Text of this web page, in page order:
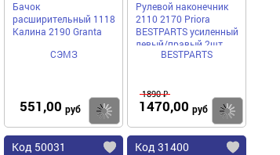
Бачок
расширительный 1118
Калина 2190 Granta
СЭМЗ
551,00 руб Купить
Рулевой наконечник
2110 2170 Priora
BESTPARTS усиленный
левый/правый 2шт
BP002023BESTPARTS
1890 ₽
1470,00 руб
Код 50031 Код 31400